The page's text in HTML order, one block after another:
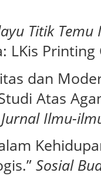
Titik
LKis
dan
Atas
Ilmu-
Sosial